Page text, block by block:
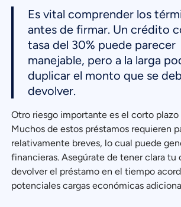
Es vital comprender los
antes de firmar. Un crédito
tasa del 30% puede parecer
manejable, pero a la larga
duplicar el monto que se
devolver.
Otro riesgo importante es el corto plazo
Muchos de estos préstamos requieren
relativamente breves, lo cual puede
financieras. Asegúrate de tener clara tu
devolver el préstamo en el tiempo
potenciales cargas económicas